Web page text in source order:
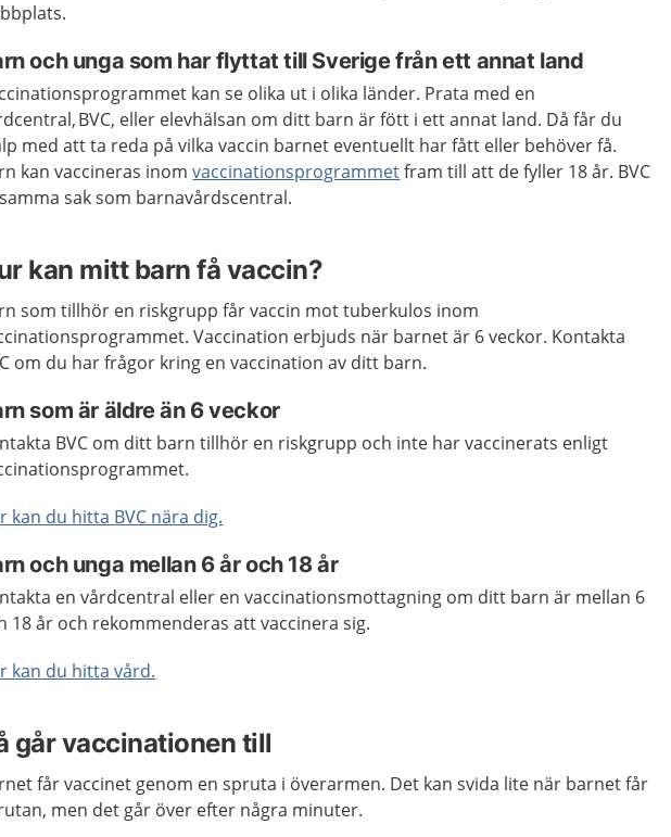
och unga som har flyttat till Sverige från ett annat land
kan se olika ut i olika länder. Prata med en
BVC, eller elevhälsan om ditt barn är fött i ett annat land. Då får du
med att ta reda på vilka vaccin barnet eventuellt har fått eller behöver få.
kan vaccineras inomvaccinationsprogrammetfram till att de fyller 18 år. BVC
sak som barnavårdscentral.
kan mitt barn få vaccin?
som tillhör en riskgrupp får vaccin mot tuberkulos inom
Vaccination erbjuds när barnet är 6 veckor. Kontakta
om du har frågor kring en vaccination av ditt barn.
som är äldre än 6 veckor
BVC om ditt barn tillhör en riskgrupp och inte har vaccinerats enligt
kan du hitta BVC nära dig.
och unga mellan 6 år och 18 år
en vårdcentral eller en vaccinationsmottagning om ditt barn är mellan 6
18 år och rekommenderas att vaccinera sig.
kan du hitta vård.
går vaccinationen till
får vaccinet genom en spruta i överarmen. Det kan svida lite när barnetfår
, men det går över efter några minuter.